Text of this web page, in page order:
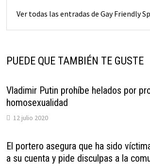
Ver todas las entradas de Gay Friendly
PUEDE QUE TAMBIÉN TE GUSTE
Vladimir Putin prohíbe helados por
homosexualidad
12 julio 2020
El portero asegura que ha sido
a su cuenta y pide disculpas a la